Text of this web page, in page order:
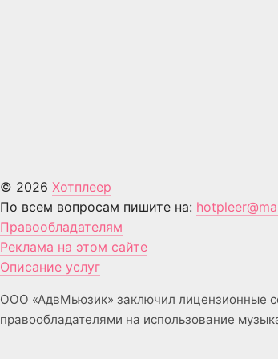
© 2026 Хотплеер
По всем вопросам пишите на:
Правообладателям
Реклама на этом сайте
Описание услуг
ООО «АдвМьюзик» заключил лицензионные
правообладателями на использование